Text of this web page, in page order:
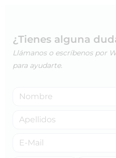
¿Tienes alguna
Llámanos o escríbenos por
para ayudarte.